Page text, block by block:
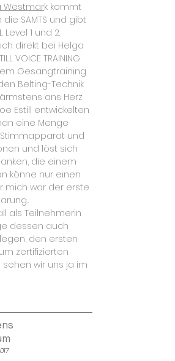
Westmark kommt
SAMTS und gibt
Level 1 und 2.
direkt bei Helga
VOICE TRAINING
Gesangtraining
Belting-Technik
ans Herz
Estill entwickelten
eine Menge
und
und löst sich
die einem
könne nur einen
mich war der erste
als Teilnehmerin
dessen auch
den ersten
zertifizierten
sehen wir uns ja im